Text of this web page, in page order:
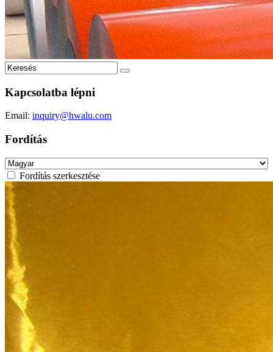
Kapcsolatba lépni
Email: inquiry@hwalu.com
Fordítás
Fordítás szerkesztése